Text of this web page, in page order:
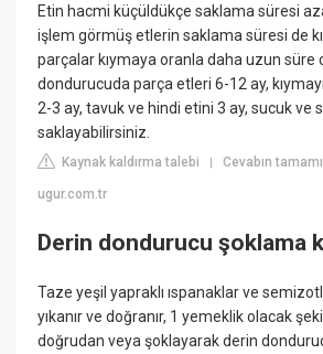
Etin hacmi küçüldükçe saklama süresi
işlem görmüş etlerin saklama süresi de
parçalar kıymaya oranla daha uzun süre
dondurucuda parça etleri 6-12 ay,
2-3 ay, tavuk ve hindi etini 3 ay, sucuk ve
saklayabilirsiniz.
Kaynak kaldırma talebi |Cevabın
ugur.com.tr
Derin dondurucu şoklama
Taze yeşil yapraklı ıspanaklar ve
yıkanır ve doğranır, 1 yemeklik olacak
doğrudan veya şoklayarak derin